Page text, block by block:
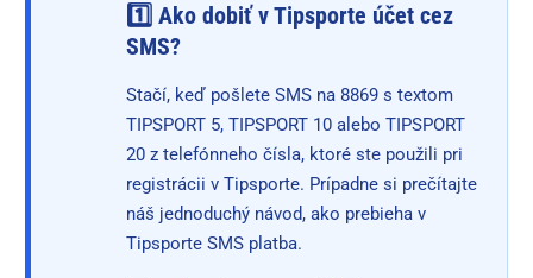
1️⃣ Ako dobiť v Tipsporte účet cez
SMS?
Stačí, keď pošlete SMS na 8869 s textom
TIPSPORT 5, TIPSPORT 10 alebo TIPSPORT
20 z telefónneho čísla, ktoré ste použili pri
registrácii v Tipsporte. Prípadne si prečítajte
náš jednoduchý návod, ako prebieha v
Tipsporte SMS platba.